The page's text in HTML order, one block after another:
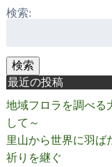
検索:
検索
最近の投稿
地域フロラを調べる
して～
里山から世界に羽ば
祈りを継ぐ